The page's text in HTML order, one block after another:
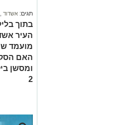
תגים: אשדוד
בתוך
העיר
מועמד
האם
ומסשן
2